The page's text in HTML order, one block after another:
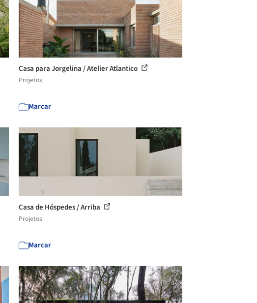
Casa para Jorgelina / Atelier Atlantico
Projetos
Marcar
Casa de Hóspedes / Arriba
Projetos
Marcar